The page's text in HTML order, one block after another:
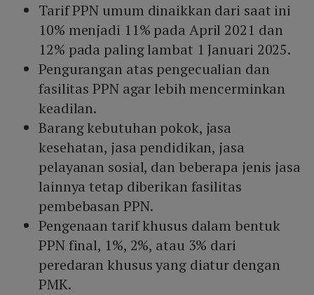
Tarif PPN umum dinaikkan dari saat ini
10% menjadi 11% pada April 2021 dan
12% pada paling lambat 1 Januari 2025.
Pengurangan atas pengecualian dan
fasilitas PPN agar lebih mencerminkan
keadilan.
Barang kebutuhan pokok, jasa
kesehatan, jasa pendidikan, jasa
pelayanan sosial, dan beberapa jenis jasa
lainnya tetap diberikan fasilitas
pembebasan PPN.
Pengenaan tarif khusus dalam bentuk
PPN final, 1%, 2%, atau 3% dari
peredaran khusus yang diatur dengan
PMK.